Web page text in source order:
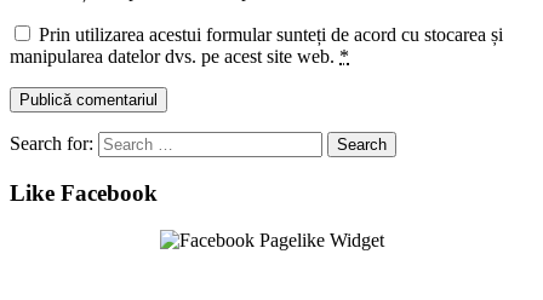
Prin utilizarea acestui formular sunteți de acord cu stocarea și
manipularea datelor dvs. pe acest site web. *
Search for:
Like Facebook